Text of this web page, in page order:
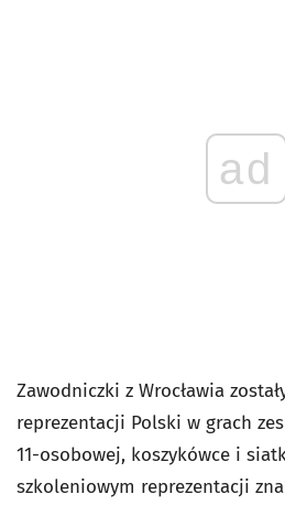
ad
Zawodniczki z Wrocławia
reprezentacji Polski w grach
11-osobowej, koszykówce i
szkoleniowym reprezentacji